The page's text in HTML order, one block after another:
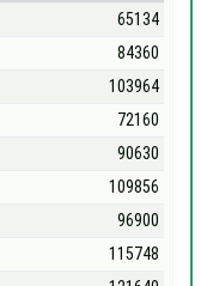
65134
84360
103964
72160
90630
109856
96900
115748